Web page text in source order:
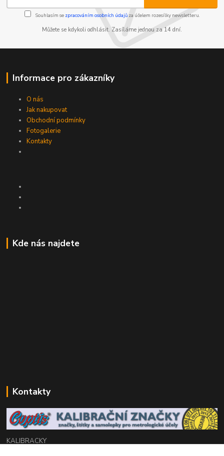
Souhlasím se zpracováním osobních údajůza účelem rozesílky newsletteru.
Můžete se kdykoli odhlásit. Zasíláme jednou za 14 dní.
Informace pro zákazníky
O nás
Jak nakupovat
Obchodní podmínky
Fotogalerie
Kontakty
Kde nás najdete
Kontakty
KALIBRACKY